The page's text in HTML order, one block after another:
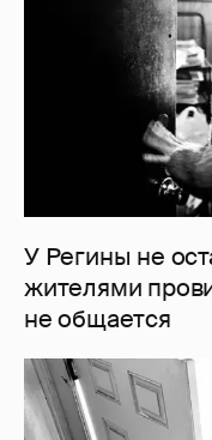
У Регины не
жителями
не общается